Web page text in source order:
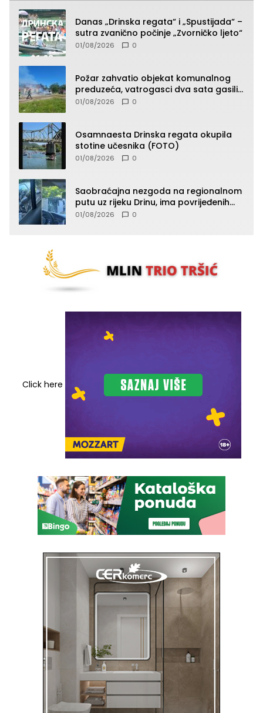
Danas „Drinska regata“ i „Spustijada“ –
sutra zvanično počinje „Zvorničko ljeto“
01/08/2026 0
Požar zahvatio objekat komunalnog
preduzeća, vatrogasci dva sata gasili
vatru (FOTO)
01/08/2026 0
Osamnaesta Drinska regata okupila
stotine učesnika (FOTO)
01/08/2026 0
Saobraćajna nezgoda na regionalnom
putu uz rijeku Drinu, ima povrijeđenih
lica (FOTO)
01/08/2026 0
Click here